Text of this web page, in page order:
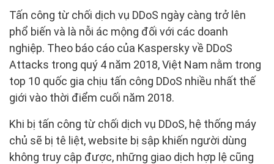
Tấn công từ chối dịch vụ DDoS ngày càng trở lên
phổ biến và là nỗi ác mộng đối với các doanh
nghiệp. Theo báo cáo của Kaspersky về DDoS
Attacks trong quý 4 năm 2018, Việt Nam nằm trong
top 10 quốc gia chịu tấn công DDoS nhiều nhất thế
giới vào thời điểm cuối năm 2018.
Khi bị tấn công từ chối dịch vụ DDoS, hệ thống máy
chủ sẽ bị tê liệt, website bị sập khiến người dùng
không truy cập được, những giao dịch hợp lệ cũng